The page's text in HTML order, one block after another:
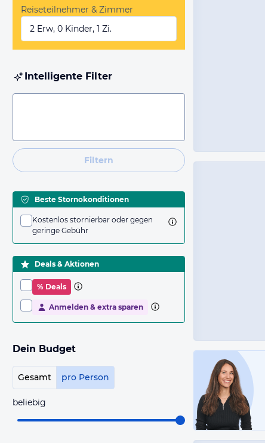
Reiseteilnehmer & Zimmer
2 Erw, 0 Kinder, 1 Zi.
Intelligente Filter
Filtern
Beste Stornokonditionen
Kostenlos stornierbar oder gegen
geringe Gebühr
Deals & Aktionen
% Deals
Anmelden & extra sparen
Dein Budget
Gesamt pro Person
beliebig